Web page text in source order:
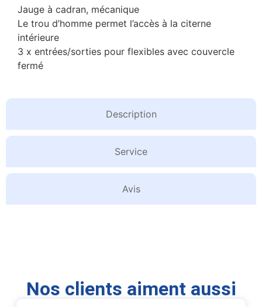
Description
Service
Avis
Jauge à cadran, mécanique
Le trou d’homme permet l’accès à la citerne
intérieure
3 x entrées/sorties pour flexibles avec couvercle
fermé
Nos clients aiment aussi